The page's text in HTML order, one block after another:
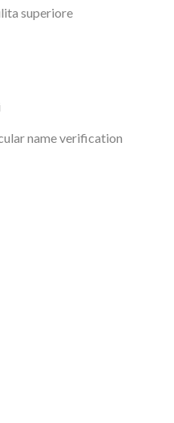
superiore
name verification